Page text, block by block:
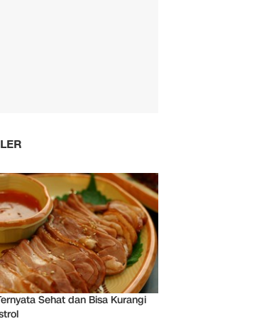
Sehat dan Bisa Kurangi